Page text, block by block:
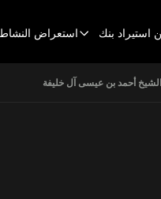
Header
استيراد بنك استعراض النشاط
الشيخ أحمد بن عيسى آل خليفة